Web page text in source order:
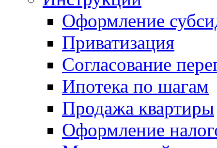
Оформление
Приватизация
Согласование
Ипотека по шагам
Продажа квартиры
Оформление